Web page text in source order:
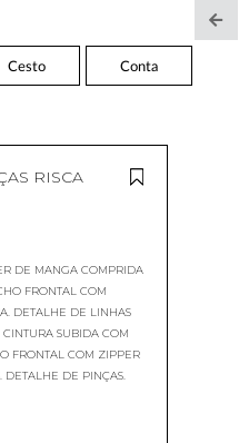
Cesto Conta
RISCA
DE MANGA COMPRIDA
FRONTAL COM
DETALHE DE LINHAS
SUBIDA COM
FRONTAL COM ZIPPER
DETALHE DE PINÇAS.